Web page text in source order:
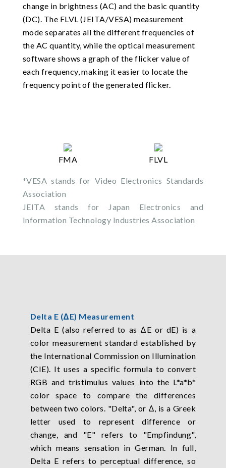
change in brightness (AC) and the basic quantity
(DC). The FLVL (JEITA/VESA) measurement
mode separates all the different frequencies of
the AC quantity, while the optical measurement
software shows a graph of the flicker value of
each frequency, making it easier to locate the
frequency point of the generated flicker.
FMA FLVL
*VESA stands for Video Electronics Standards
Association
JEITA stands for Japan Electronics and
Information Technology Industries Association
Delta E (ΔE) Measurement
Delta E (also referred to as ΔE or dE) is a
color measurement standard established by
the International Commission on Illumination
(CIE). It uses a specific formula to convert
RGB and tristimulus values into the L*a*b*
color space to compare the differences
between two colors. "Delta", or Δ, is a Greek
letter used to represent difference or
change, and "E" refers to "Empfindung",
which means sensation in German. In full,
Delta E refers to perceptual difference, so